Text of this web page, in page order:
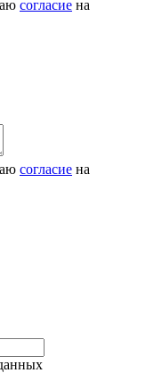
согласие на
согласие на